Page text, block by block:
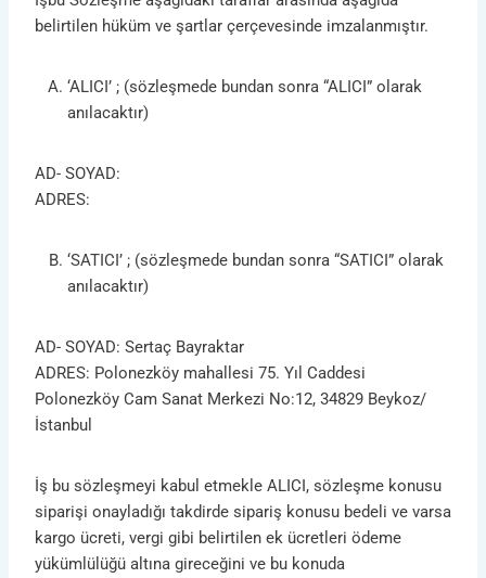
belirtilen hüküm ve şartlar çerçevesinde imzalanmıştır.
‘ALICI’ ; (sözleşmede bundan sonra “ALICI” olarak
anılacaktır)
AD- SOYAD:
ADRES:
‘SATICI’ ; (sözleşmede bundan sonra “SATICI” olarak
anılacaktır)
AD- SOYAD: Sertaç Bayraktar
ADRES: Polonezköy mahallesi 75. Yıl Caddesi
Polonezköy Cam Sanat Merkezi No:12, 34829 Beykoz/
İstanbul
İş bu sözleşmeyi kabul etmekle ALICI, sözleşme konusu
siparişi onayladığı takdirde sipariş konusu bedeli ve varsa
kargo ücreti, vergi gibi belirtilen ek ücretleri ödeme
yükümlülüğü altına gireceğini ve bu konuda